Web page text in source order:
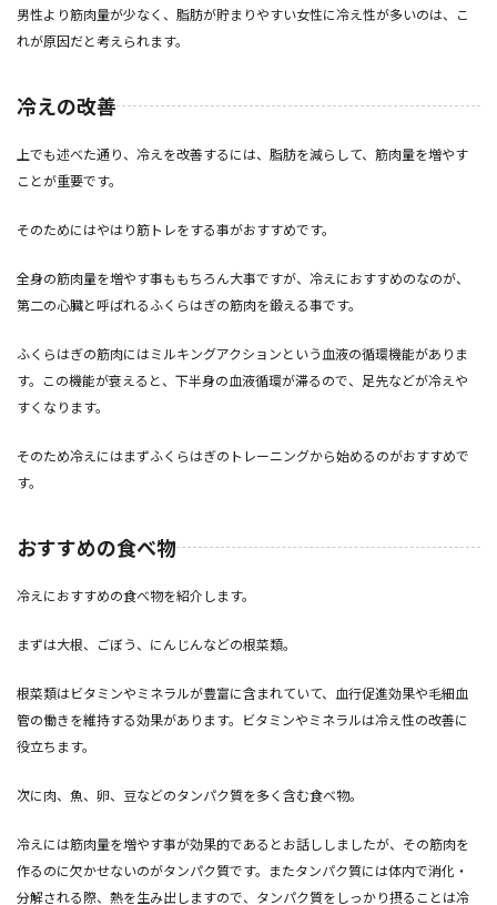
男性より筋肉量が少なく、脂肪が貯まりやすい女性に冷え性が多いのは、こ
れが原因だと考えられます。
冷えの改善
上でも述べた通り、冷えを改善するには、脂肪を減らして、筋肉量を増やす
ことが重要です。
そのためにはやはり筋トレをする事がおすすめです。
全身の筋肉量を増やす事ももちろん大事ですが、冷えにおすすめのなのが、
第二の心臓と呼ばれるふくらはぎの筋肉を鍛える事です。
ふくらはぎの筋肉にはミルキングアクションという血液の循環機能がありま
す。この機能が衰えると、下半身の血液循環が滞るので、足先などが冷えや
すくなります。
そのため冷えにはまずふくらはぎのトレーニングから始めるのがおすすめで
す。
おすすめの食べ物
冷えにおすすめの食べ物を紹介します。
まずは大根、ごぼう、にんじんなどの根菜類。
根菜類はビタミンやミネラルが豊富に含まれていて、血行促進効果や毛細血
管の働きを維持する効果があります。ビタミンやミネラルは冷え性の改善に
役立ちます。
次に肉、魚、卵、豆などのタンパク質を多く含む食べ物。
冷えには筋肉量を増やす事が効果的であるとお話ししましたが、その筋肉を
作るのに欠かせないのがタンパク質です。またタンパク質には体内で消化・
分解される際、熱を生み出しますので、タンパク質をしっかり摂ることは冷